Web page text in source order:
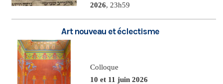
2026, 23h59
Art nouveau et éclectisme
Colloque
10 et 11 juin 2026